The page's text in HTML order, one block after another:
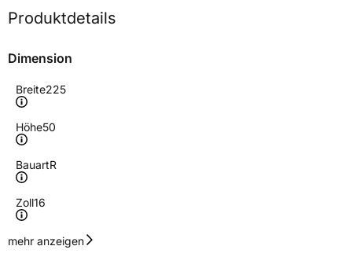
Produktdetails
Dimension
Breite225
Höhe50
BauartR
Zoll16
Geschwindigkeitsindex
mehr anzeigen